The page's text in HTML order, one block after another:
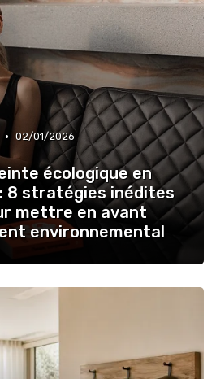
• 02/01/2026
écologique en
8 stratégies inédites
mettre en avant
environnemental